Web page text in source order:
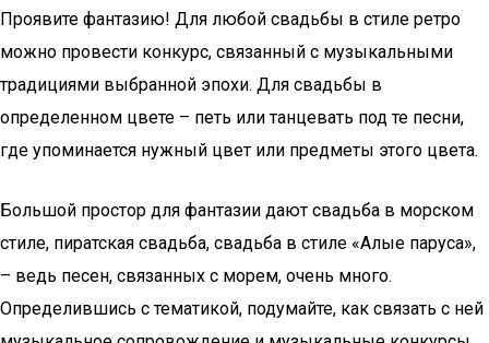
Проявите фантазию! Для любой свадьбы в стиле ретро
можно провести конкурс, связанный с музыкальными
традициями выбранной эпохи. Для свадьбы в
определенном цвете – петь или танцевать под те песни,
где упоминается нужный цвет или предметы этого цвета.
Большой простор для фантазии дают свадьба в морском
стиле, пиратская свадьба, свадьба в стиле «Алые паруса»,
– ведь песен, связанных с морем, очень много.
Определившись с тематикой, подумайте, как связать с ней